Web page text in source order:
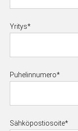
Yritys*
Puhelinnumero*
Sähköpostiosoite*